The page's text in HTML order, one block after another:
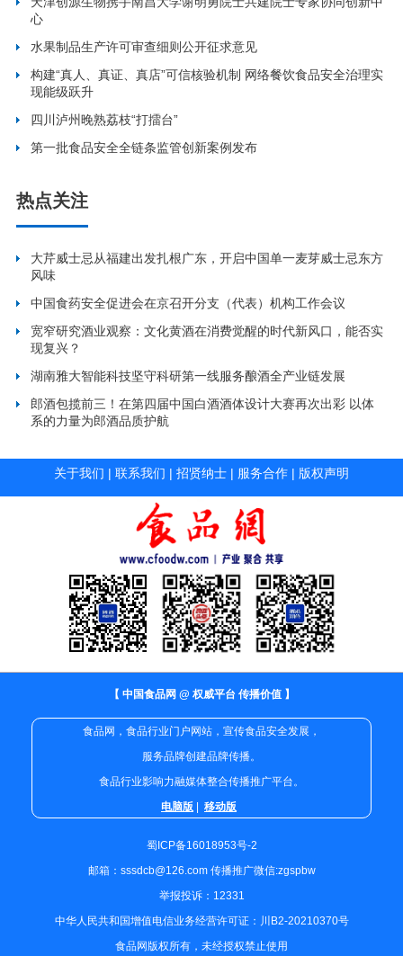
心
水果制品生产许可审查细则公开征求意见
构建“真人、真证、真店”可信核验机制 网络餐饮食品安全治理实
现能级跃升
四川泸州晚熟荔枝“打擂台”
第一批食品安全全链条监管创新案例发布
热点关注
大芹威士忌从福建出发扎根广东，开启中国单一麦芽威士忌东方
风味
中国食药安全促进会在京召开分支（代表）机构工作会议
宽窄研究酒业观察：文化黄酒在消费觉醒的时代新风口，能否实
现复兴？
湖南雅大智能科技坚守科研第一线服务酿酒全产业链发展
郎酒包揽前三！在第四届中国白酒酒体设计大赛再次出彩 以体
系的力量为郎酒品质护航
关于我们 | 联系我们 | 招贤纳士 | 服务合作 | 版权声明
【 中国食品网 @ 权威平台 传播价值 】
食品网，食品行业门户网站，宣传食品安全发展，
服务品牌创建品牌传播。
食品行业影响力融媒体整合传播推广平台。
电脑版
移动版
蜀ICP备16018953号-2
邮箱：sssdcb@126.com 传播推广微信:zgspbw
举报投诉：12331
中华人民共和国增值电信业务经营许可证：川B2-20210370号
食品网版权所有，未经授权禁止使用